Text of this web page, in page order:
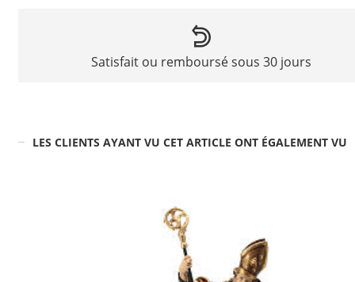
Satisfait ou remboursé sous 30 jours
LES CLIENTS AYANT VU CET ARTICLE ONT ÉGALEMENT VU